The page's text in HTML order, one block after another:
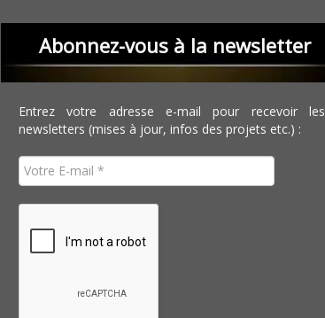
Abonnez-vous à la newsletter
Entrez votre adresse e-mail pour recevoir les
newsletters (mises à jour, infos des projets etc.) :